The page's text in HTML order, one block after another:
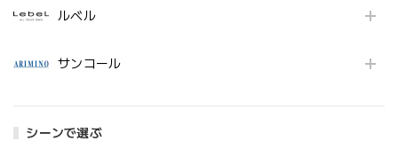
ルベル
サンコール
シーンで選ぶ